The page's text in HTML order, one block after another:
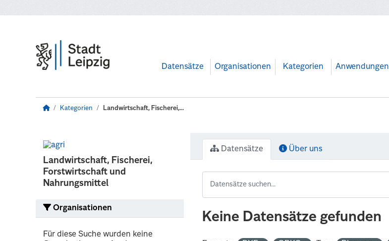
Datensätze Organisationen Kategorien Anwendungen
Kategorien Landwirtschaft, Fischerei,...
Landwirtschaft, Fischerei,
Forstwirtschaft und
Nahrungsmittel
Organisationen
Für diese Suche wurden keine
Datensätze Über uns
Keine Datensätze gefunden